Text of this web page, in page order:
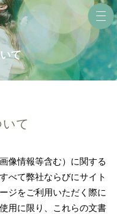
て
て
像情報等含む）に関する
べて弊社ならびにサイト
ジをご利用いただく際に
用に限り、これらの文書